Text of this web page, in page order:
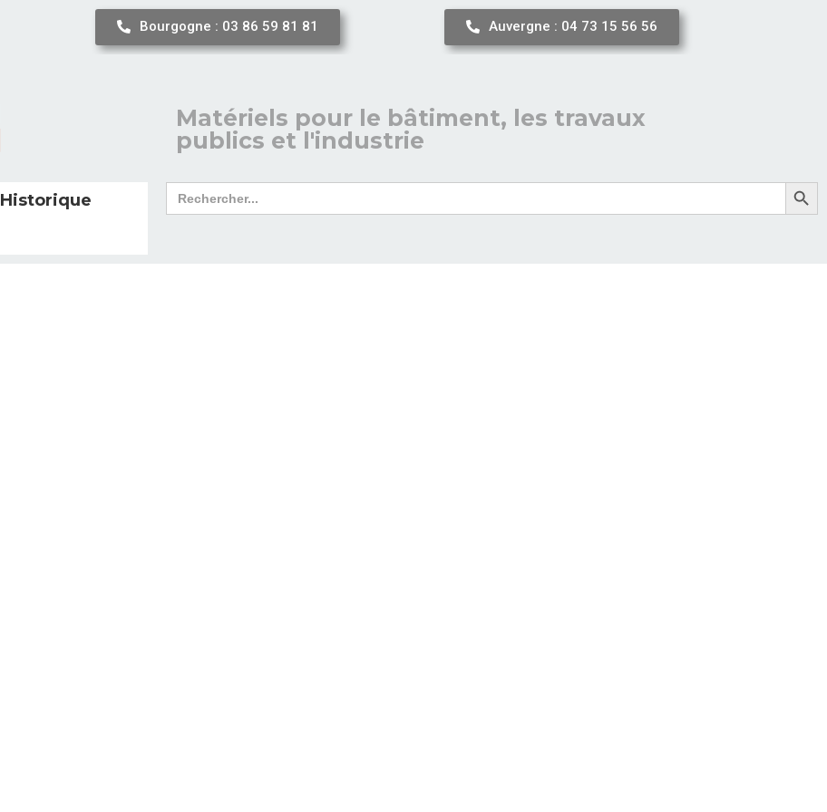
Bourgogne : 03 86 59 81 81 Auvergne : 04 73 15 56 56
Matériels pour le bâtiment, les travaux
publics et l'industrie
Historique
Search
for:
Search